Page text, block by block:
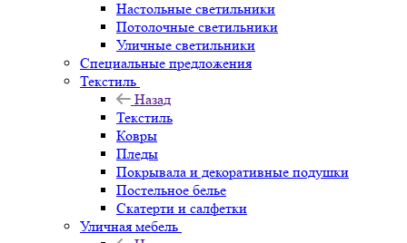
Настольные светильники
Потолочные светильники
Уличные светильники
Специальные предложения
Текстиль
Назад
Текстиль
Ковры
Пледы
Покрывала и декоративные подушки
Постельное белье
Скатерти и салфетки
Уличная мебель